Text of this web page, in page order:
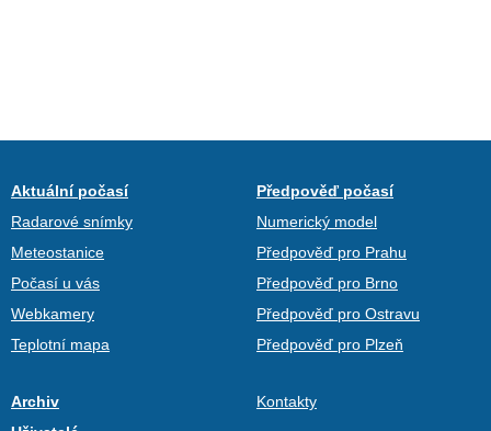
Aktuální počasí
Radarové snímky
Meteostanice
Počasí u vás
Webkamery
Teplotní mapa
Předpověď počasí
Numerický model
Předpověď pro Prahu
Předpověď pro Brno
Předpověď pro Ostravu
Předpověď pro Plzeň
Archiv
Kontakty